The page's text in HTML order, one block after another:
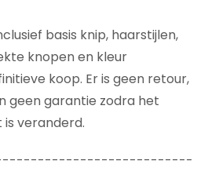
basis knip, haarstijlen,
knopen en kleur
koop. Er is geen retour,
geen garantie zodra het
veranderd.